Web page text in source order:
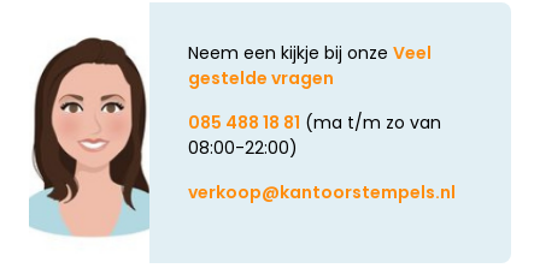
Neem een kijkje bij onze Veel
gestelde vragen
085 488 18 81 (ma t/m zo van
08:00-22:00)
verkoop@kantoorstempels.nl